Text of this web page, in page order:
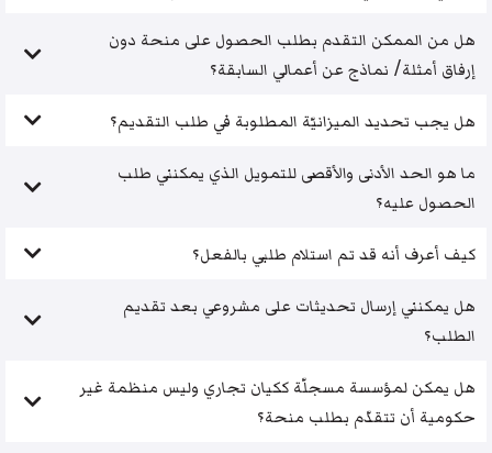
هل من الممكن التقدم بطلب الحصول على منحة دون
إرفاق أمثلة/ نماذج عن أعمالي السابقة؟
هل يجب تحديد الميزانيّة المطلوبة في طلب التقديم؟
ما هو الحد الأدنى والأقصى للتمويل الذي يمكنني طلب
الحصول عليه؟
كيف أعرف أنه قد تم استلام طلبي بالفعل؟
هل يمكنني إرسال تحديثات على مشروعي بعد تقديم
الطلب؟
هل يمكن لمؤسسة مسجلّة ككيان تجاري وليس منظمة غير
حكومية أن تتقدّم بطلب منحة؟